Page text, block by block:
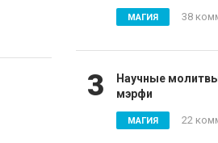
МАГИЯ 38
3
Научные
мэрфи
МАГИЯ 22